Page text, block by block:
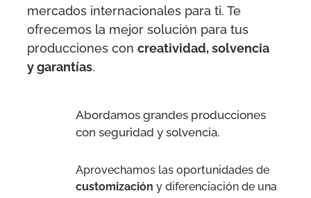
mercados internacionales para ti. Te
ofrecemos la mejor solución para tus
producciones con creatividad, solvencia
y garantías.
Abordamos grandes producciones
con seguridad y solvencia.
Aprovechamos las oportunidades de
customización y diferenciación de una